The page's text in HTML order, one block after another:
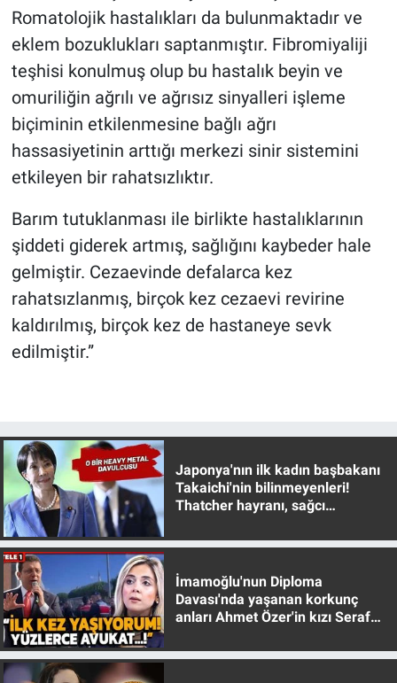
Romatolojik hastalıkları da bulunmaktadır ve
eklem bozuklukları saptanmıştır. Fibromiyaliji
teşhisi konulmuş olup bu hastalık beyin ve
omuriliğin ağrılı ve ağrısız sinyalleri işleme
biçiminin etkilenmesine bağlı ağrı
hassasiyetinin arttığı merkezi sinir sistemini
etkileyen bir rahatsızlıktır.
Barım tutuklanması ile birlikte hastalıklarının
şiddeti giderek artmış, sağlığını kaybeder hale
gelmiştir. Cezaevinde defalarca kez
rahatsızlanmış, birçok kez cezaevi revirine
kaldırılmış, birçok kez de hastaneye sevk
edilmiştir.”
Japonya'nın ilk kadın başbakanı
Takaichi'nin bilinmeyenleri!
Thatcher hayranı, sağcı
İmamoğlu'nun Diploma
Davası'nda yaşanan korkunç
anları Ahmet Özer'in kızı Seraf